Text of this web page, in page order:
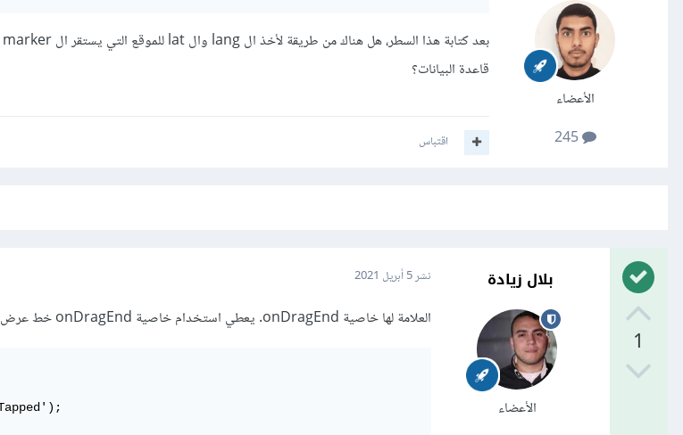
الأعضاء
245
قاعدة البيانات؟
اقتباس
1
بلال زيادة
الأعضاء
نشر5 أبريل 2021
العلامة لها خاصية onDragEnd. يعطي استخدام خاصية onDragEnd خط عرض وخط طول جديدين.